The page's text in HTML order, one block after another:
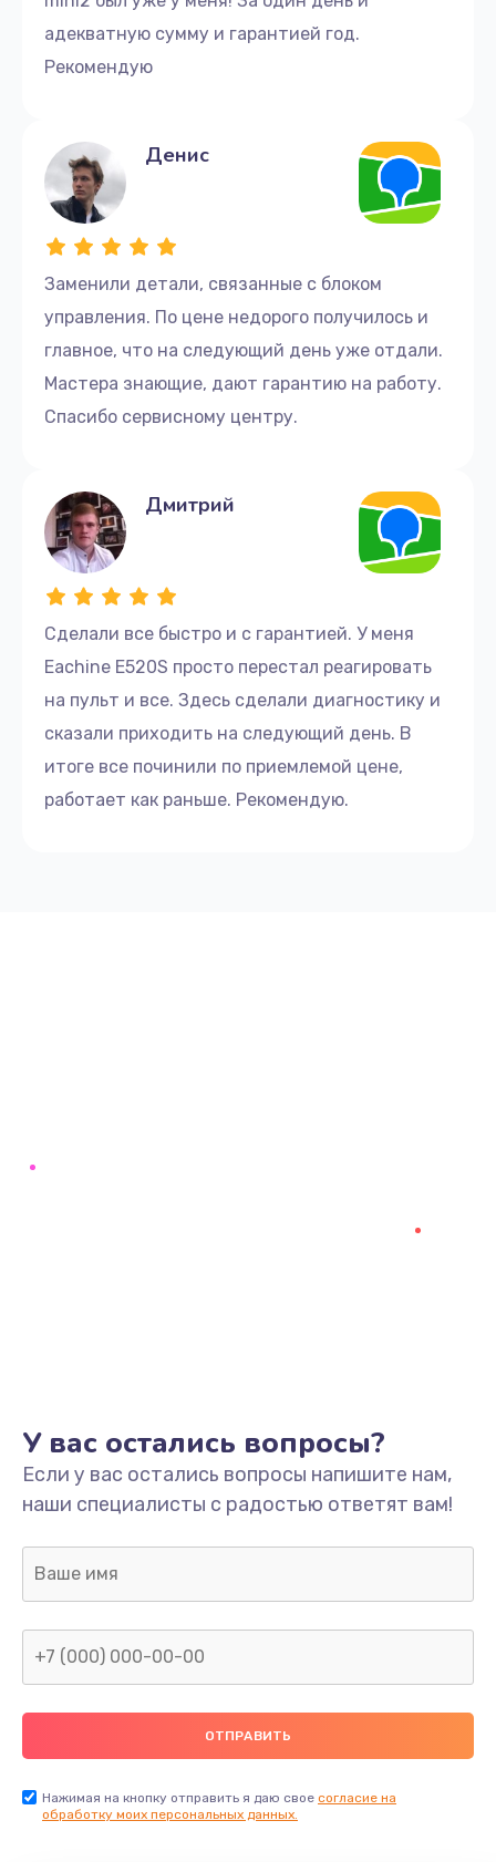
адекватную сумму и гарантией год.
Рекомендую
Заменили детали, связанные с блоком
управления. По цене недорого получилось и
главное, что на следующий день уже отдали.
Мастера знающие, дают гарантию на работу.
Спасибо сервисному центру.
Денис
Сделали все быстро и с гарантией. У меня
Eachine E520S просто перестал реагировать
на пульт и все. Здесь сделали диагностику и
сказали приходить на следующий день. В
итоге все починили по приемлемой цене,
работает как раньше. Рекомендую.
Дмитрий
У вас остались вопросы?
Если у вас остались вопросы напишите нам,
наши специалисты с радостью ответят вам!
Нажимая на кнопку отправить я даю свое согласие на
обработку моих персональных данных.